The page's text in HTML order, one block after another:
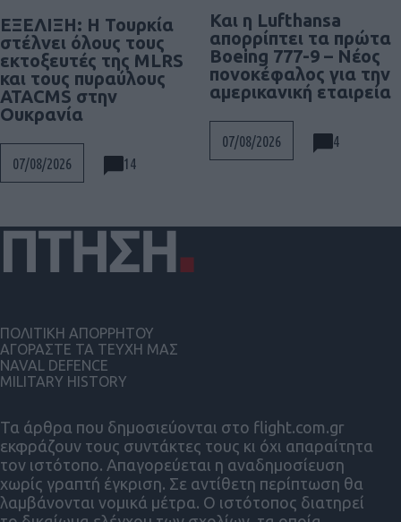
ΕΞΕΛΙΞΗ: H Τουρκία
στέλνει όλους τους
εκτοξευτές της MLRS
και τους πυραύλους
ATACMS στην
Ουκρανία
07/08/2026 14
Και η Lufthansa
απορρίπτει τα πρώτα
Boeing 777-9 – Νέος
πονοκέφαλος για την
αμερικανική εταιρεία
07/08/2026 4
Τα άρθρα που δημοσιεύονται στο flight.com.gr
εκφράζουν τους συντάκτες τους κι όχι απαραίτητα
τον ιστότοπο. Απαγορεύεται η αναδημοσίευση
χωρίς γραπτή έγκριση. Σε αντίθετη περίπτωση θα
λαμβάνονται νομικά μέτρα. Ο ιστότοπος διατηρεί
ΠΟΛΙΤΙΚΗ ΑΠΟΡΡΗΤΟΥ
ΑΓΟΡΑΣΤΕ ΤΑ ΤΕΥΧΗ ΜΑΣ
NAVAL DEFENCE
MILITARY HISTORY